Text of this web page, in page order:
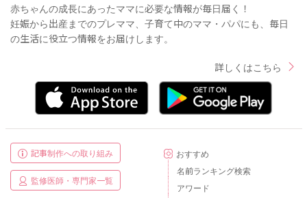
赤ちゃんの成長にあったママに必要な情報が毎日届く！
妊娠から出産までのプレママ、子育て中のママ・パパにも、毎日
の生活に役立つ情報をお届けします。
詳しくはこちら
記事制作への取り組み
監修医師・専門家一覧
おすすめ
名前ランキング検索
アワード